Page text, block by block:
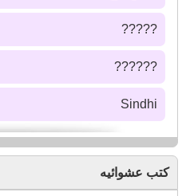
?????
??????
Sindhi
كتب عشوائيه